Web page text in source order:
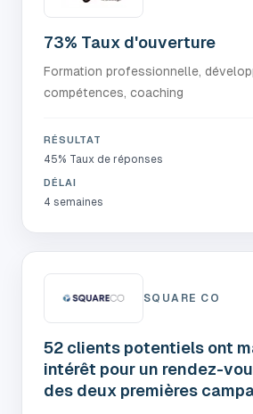
73% Taux d'ouverture
Formation professionnelle,
compétences, coaching
RÉSULTAT
45% Taux de réponses
DÉLAI
4 semaines
SQUARE CO
52 clients potentiels ont
intérêt pour un rendez-
des deux premières